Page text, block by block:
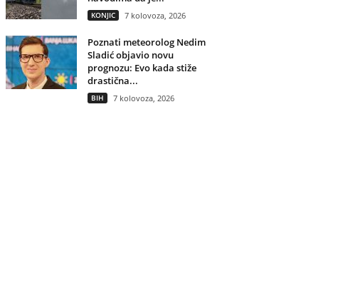
KONJIC 7 kolovoza, 2026
Poznati meteorolog Nedim
Sladić objavio novu
prognozu: Evo kada stiže
drastična...
BIH 7 kolovoza, 2026